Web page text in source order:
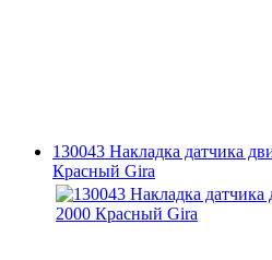
130043 Накладка датчика
Красный Gira